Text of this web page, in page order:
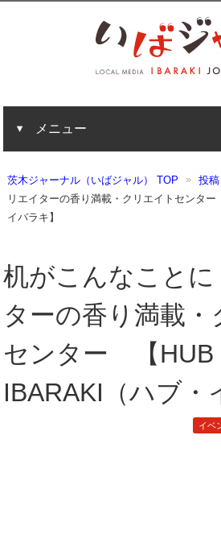
メニュー
茨木ジャーナル（いばジャル） TOP 投稿
リエイターの香り満載・クリエイトセンタ
イバラキ】
机がこんなことに
ターの香り満載・
センター 【HUB
IBARAKI（ハブ・
イベ